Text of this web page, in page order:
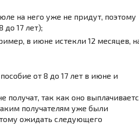
на него уже не придут, поэтому
17 лет);
в июне истекли 12 месяцев,
от 8 до 17 лет в июне и
так как оно
получателям уже были
ожидать следующего